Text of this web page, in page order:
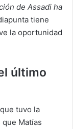
de Assadi ha
tiene
la oportunidad
último
que tuvo la
Matías